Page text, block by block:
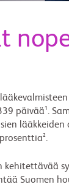
päivää¹.
lääkkeiden
Suomen